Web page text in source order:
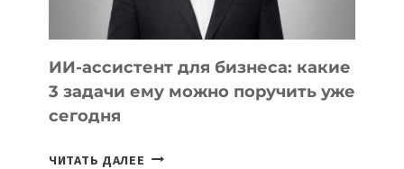
ИИ-ассистент для бизнеса: какие
3 задачи ему можно поручить уже
сегодня
ЧИТАТЬ ДАЛЕЕ ИИ-